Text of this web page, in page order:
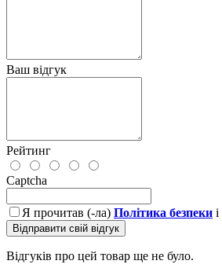
Ваш відгук
Рейтинг
Captcha
Я прочитав (-ла) Політика безпеки
Відправити свій відгук
Відгуків про цей товар ще не було.